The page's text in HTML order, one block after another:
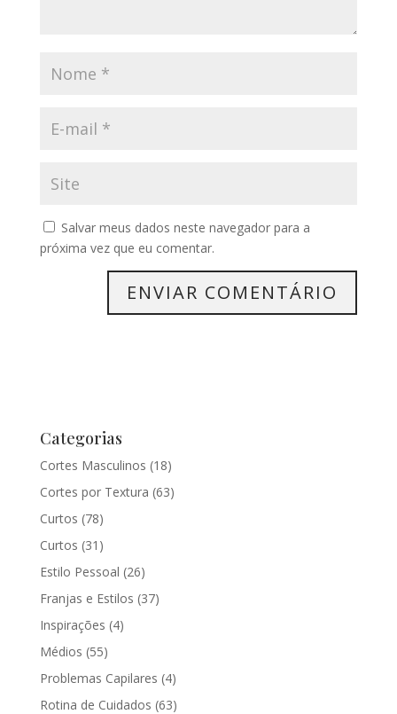
Salvar meus dados neste navegador para a
próxima vez que eu comentar.
Categorias
Cortes Masculinos (18)
Cortes por Textura (63)
Curtos (78)
Curtos (31)
Estilo Pessoal (26)
Franjas e Estilos (37)
Inspirações (4)
Médios (55)
Problemas Capilares (4)
Rotina de Cuidados (63)